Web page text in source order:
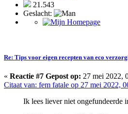
21.543
Geslacht:
Re: Tips voor eigen recepten van eco
« Reactie #7 Gepost op: 27 mei 2022,
Citaat van: fem fatale op 27 mei 2022,
Ik lees liever niet ongefundeerde